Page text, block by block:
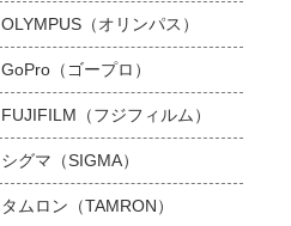
OLYMPUS（オリンパス）
GoPro（ゴープロ）
FUJIFILM（フジフィルム）
シグマ（SIGMA）
タムロン（TAMRON）